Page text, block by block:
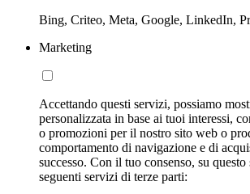
Bing, Criteo, Meta, Google, LinkedIn,
Marketing
Accettando questi servizi, possiamo
personalizzata in base ai tuoi interessi,
o promozioni per il nostro sito web o
comportamento di navigazione e di
successo. Con il tuo consenso, su
seguenti servizi di terze parti: